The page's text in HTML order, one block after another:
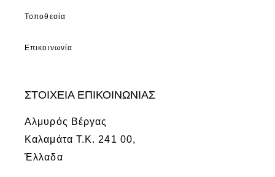
Τοποθεσία
Επικοινωνία
ΣΤΟΙΧΕΙΑ ΕΠΙΚΟΙΝΩΝΙΑΣ
Αλμυρός Βέργας
Καλαμάτα Τ.Κ. 241 00,
Έλλαδα